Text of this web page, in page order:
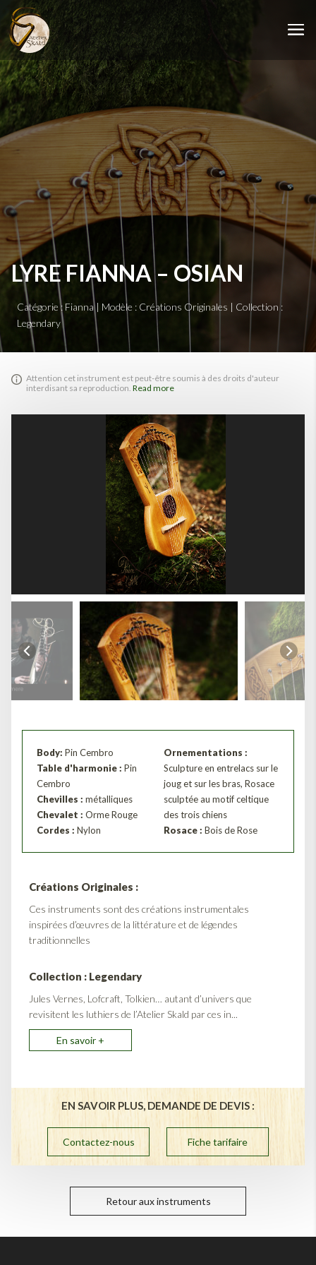
LYRE FIANNA – OSIAN
Catégorie : Fianna | Modèle : Créations Originales | Collection :
Legendary
Attention cet instrument est peut-être soumis à des droits d'auteur
interdisant sa reproduction. Read more
Créations Originales :
Ces instruments sont des créations instrumentales
inspirées d’œuvres de la littérature et de légendes
traditionnelles
Collection : Legendary
Jules Vernes, Lofcraft, Tolkien… autant d’univers que
revisitent les luthiers de l’Atelier Skald par ces in...
En savoir +
Body: Pin Cembro
Table d'harmonie : Pin
Cembro
Chevilles : métalliques
Chevalet : Orme Rouge
Cordes : Nylon
Ornementations :
Sculpture en entrelacs sur le
joug et sur les bras, Rosace
sculptée au motif celtique
des trois chiens
Rosace : Bois de Rose
EN SAVOIR PLUS, DEMANDE DE DEVIS :
Contactez-nous Fiche tarifaire
Retour aux instruments